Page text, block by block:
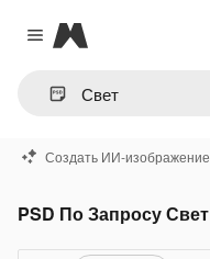
Close menu
Magnific
Создать ИИ-изображение
PSD По Запросу Свет